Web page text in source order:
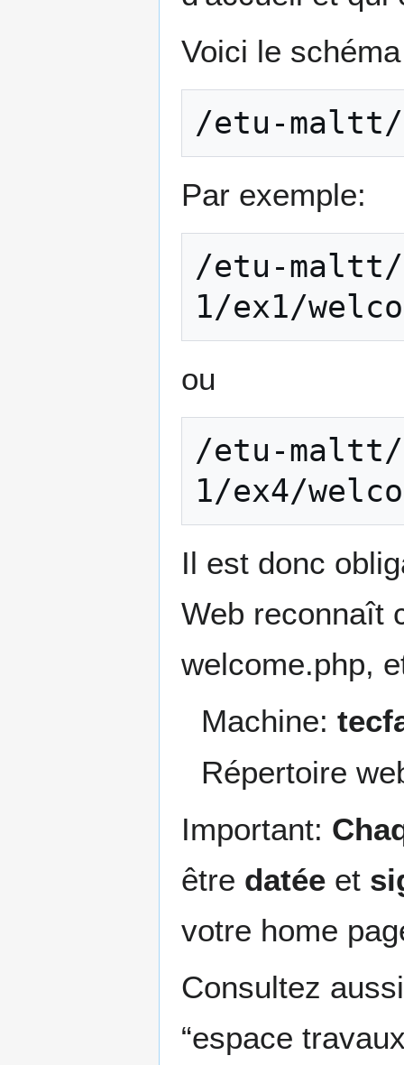
Voici le
/etu-maltt/
Par exemple:
/etu-
ou
/etu-maltt/
Il est donc
Web reconnaît
welcome.php,
Machine:
Répertoire
Important:
être datée et
votre home
Consultez
“espace